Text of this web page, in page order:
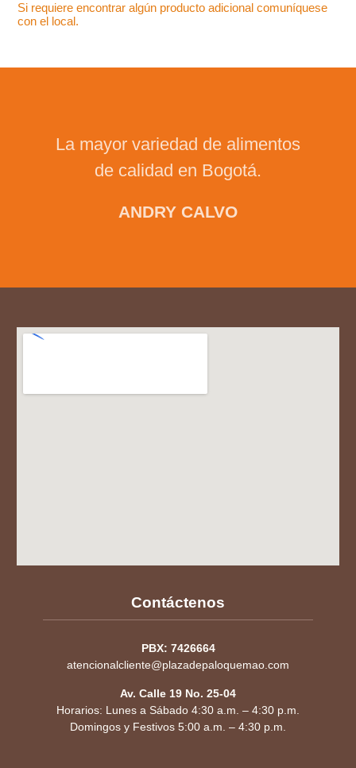
Si requiere encontrar algún producto adicional comuníquese
con el local.
La mayor variedad de alimentos
de calidad en Bogotá.
ANDRY CALVO
Contáctenos
PBX: 7426664
atencionalcliente@plazadepaloquemao.com
Av. Calle 19 No. 25-04
Horarios: Lunes a Sábado 4:30 a.m. – 4:30 p.m.
Domingos y Festivos 5:00 a.m. – 4:30 p.m.